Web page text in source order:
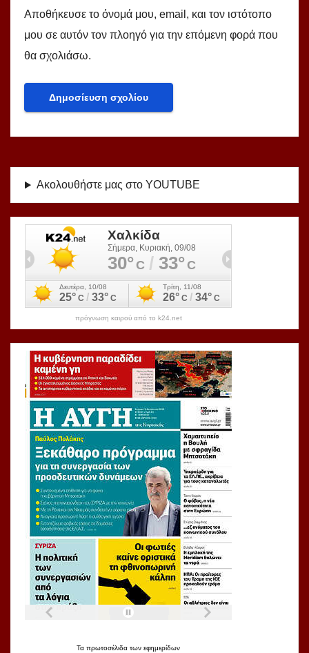
Αποθήκευσε το όνομά μου, email, και τον ιστότοπο
μου σε αυτόν τον πλοηγό για την επόμενη φορά που
θα σχολιάσω.
Ακολουθήστε μας στο YOUTUBE
πρόγνωση καιρού από το k24.net
Τα πρωτοσέλιδα των εφημερίδων